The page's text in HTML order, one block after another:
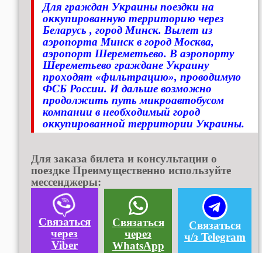
Для граждан Украины поездки на
оккупированную территорию через
Беларусь , город Минск. Вылет из
аэропорта Минск в город Москва,
аэропорт Шереметьево. В аэропорту
Шереметьево граждане Украину
проходят «фильтрацию», проводимую
ФСБ России. И дальше возможно
продолжить путь микроавтобусом
компании в необходимый город
оккупированной территории Украины.
Для заказа билета и консультации о
поездке Преимущественно используйте
мессенджеры:
Связаться
через
Viber
Связаться
через
WhatsApp
Связаться
ч/з Telegram